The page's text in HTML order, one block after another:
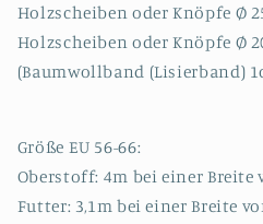
Holzscheiben oder Knöpfe Ø
Holzscheiben oder Knöpfe Ø
(Baumwollband (Lisierband)
Größe EU 56-66:
Oberstoff: 4m bei einer Breite
Futter: 3,1m bei einer Breite